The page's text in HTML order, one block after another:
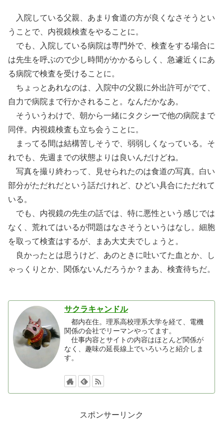
入院している父親、あまり食道の方が良くなさそうとい
うことで、内視鏡検査をやることに。
でも、入院している病院は専門外で、検査をする場合に
は先生を呼ぶので少し時間がかかるらしく、急遽近くにあ
る病院で検査を受けることに。
ちょっとあれなのは、入院中の父親に外出許可がでて、
自力で病院まで行かされること。なんだかなあ。
そういうわけで、朝から一緒にタクシーで他の病院まで
同伴。内視鏡検査も立ち会うことに。
まってる間は結構苦しそうで、弱弱しくなっている。そ
れでも、先週までの状態よりは良いんだけどね。
写真を撮り終わって、見せられたのは食道の写真。白い
部分がただれだという話だけれど、ひどい具合にただれて
いる。
でも、内視鏡の先生の話では、特に悪性という感じでは
なく、荒れてはいるが問題はなさそうというはなし。細胞
を取って検査はするが、まあ大丈夫でしょうと。
良かったとは思うけど、あのときに吐いてた血とか、し
ゃっくりとか、関係ないんだろうか？まあ、検査待ちだ。
サクラキャンドル
都内在住。理系高校理系大学を経て、電機
関係の会社でリーマンやってます。
仕事内容とサイトの内容はほとんど関係が
なく、趣味の延長線上でいろいろと紹介しま
す。
スポンサーリンク